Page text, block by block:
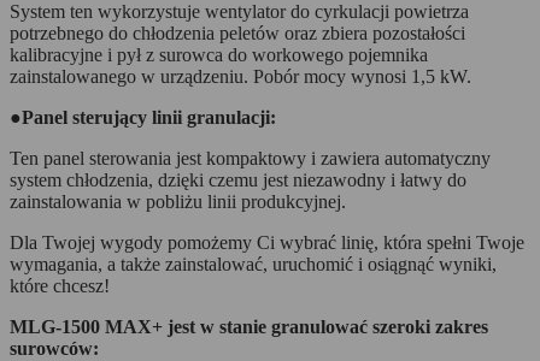
System ten wykorzystuje wentylator do cyrkulacji powietrza
potrzebnego do chłodzenia peletów oraz zbiera pozostałości
kalibracyjne i pył z surowca do workowego pojemnika
zainstalowanego w urządzeniu. Pobór mocy wynosi 1,5 kW.
●Panel sterujący linii granulacji:
Ten panel sterowania jest kompaktowy i zawiera automatyczny
system chłodzenia, dzięki czemu jest niezawodny i łatwy do
zainstalowania w pobliżu linii produkcyjnej.
Dla Twojej wygody pomożemy Ci wybrać linię, która spełni Twoje
wymagania, a także zainstalować, uruchomić i osiągnąć wyniki,
które chcesz!
MLG-1500 MAX+ jest w stanie granulować szeroki zakres
surowców: